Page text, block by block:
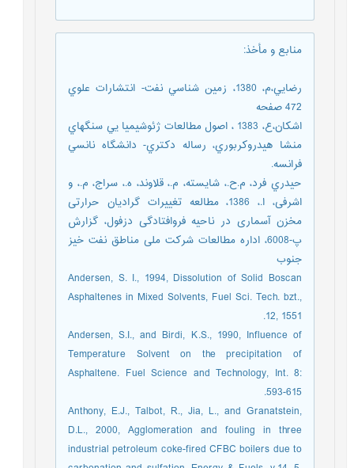
منابع و مأخذ:
رضايي،م، 1380، زمين شناسي نفت- انتشارات علوي
472 صفحه
اشكان،ع، 1383 ، اصول مطالعات ژئوشيمیا يي سنگهاي
منشا هيدروكربوري، رساله دكتري- دانشگاه نانسي
فرانسه.
حيدري فرد، م.ح.، شايسته، م.، قلاوند، ه.، سراج، م.، و
اشرفی، ا.، 1386، مطالعه تغییرات گرادیان حرارتی
مخزن آسماری در ناحیه فروافتادگی دزفول، گزارش
پ-6008، اداره مطالعات شرکت ملی مناطق نفت خیز
جنوب
Andersen, S. I., 1994, Dissolution of Solid Boscan
Asphaltenes in Mixed Solvents, Fuel Sci. Tech. bzt.,
12, 1551.
Andersen, S.I., and Birdi, K.S., 1990, Influence of
Temperature Solvent on the precipitation of
Asphaltene. Fuel Science and Technology, Int. 8:
593-615.
Anthony, E.J., Talbot, R., Jia, L., and Granatstein,
D.L., 2000, Agglomeration and fouling in three
industrial petroleum coke-fired CFBC boilers due to